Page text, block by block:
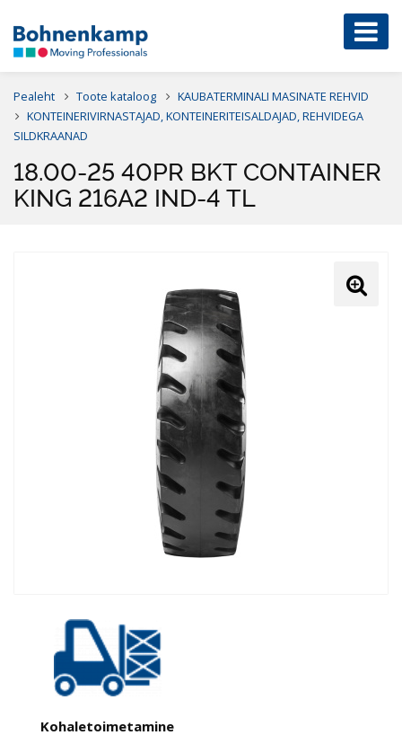
Pealeht Toote kataloog
KAUBATERMINALI MASINATE REHVID
KONTEINERIVIRNASTAJAD, KONTEINERITEISALDAJAD, REHVIDEGA
SILDKRAANAD
18.00-25 40PR BKT CONTAINER
KING 216A2 IND-4 TL
Kohaletoimetamine